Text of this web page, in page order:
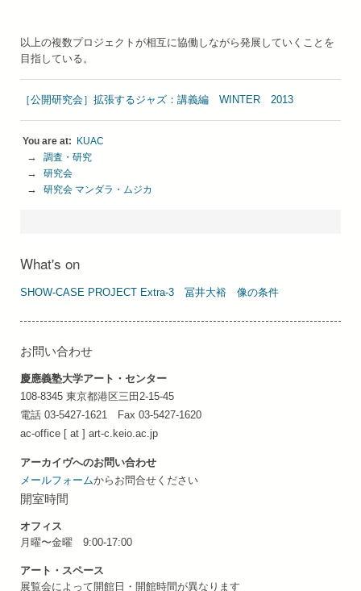
以上の複数プロジェクトが相互に協働しながら発展していくことを
目指している。
［公開研究会］拡張するジャズ：講義編 WINTER 2013
KUAC
調査・研究
研究会
研究会 マンダラ・ムジカ
What's on
SHOW-CASE PROJECT Extra-3 冨井⼤裕 像の条件
お問い合わせ
慶應義塾大学アート・センター
108-8345 東京都港区三田2-15-45
電話 03-5427-1621 Fax 03-5427-1620
ac-office [ at ] art-c.keio.ac.jp
アーカイヴへのお問い合わせ
メールフォームからお問合せください
開室時間
オフィス
月曜〜金曜 9:00-17:00
アート・スペース
展覧会によって開館日・開館時間が異なります